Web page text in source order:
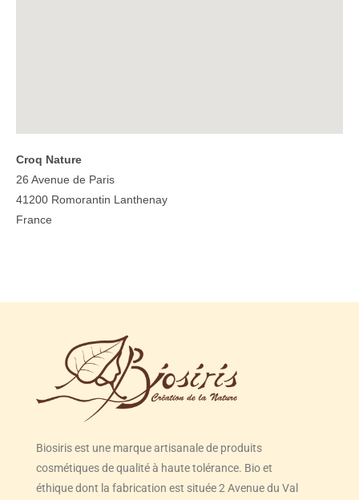
Croq Nature
26 Avenue de Paris
41200 Romorantin Lanthenay
France
Biosiris est une marque artisanale de produits
cosmétiques de qualité à haute tolérance. Bio et
éthique dont la fabrication est située 2 Avenue du Val